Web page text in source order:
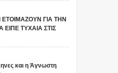
ΕΤΟΙΜΑΖΟΥΝ ΓΙΑ ΤΗΝ
ΤΥΧΑΙΑ ΣΤΙΣ
και η Άγνωστη